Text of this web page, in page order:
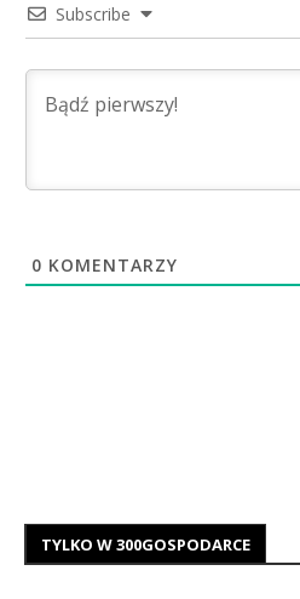
Subscribe
0 KOMENTARZY
TYLKO W 300GOSPODARCE